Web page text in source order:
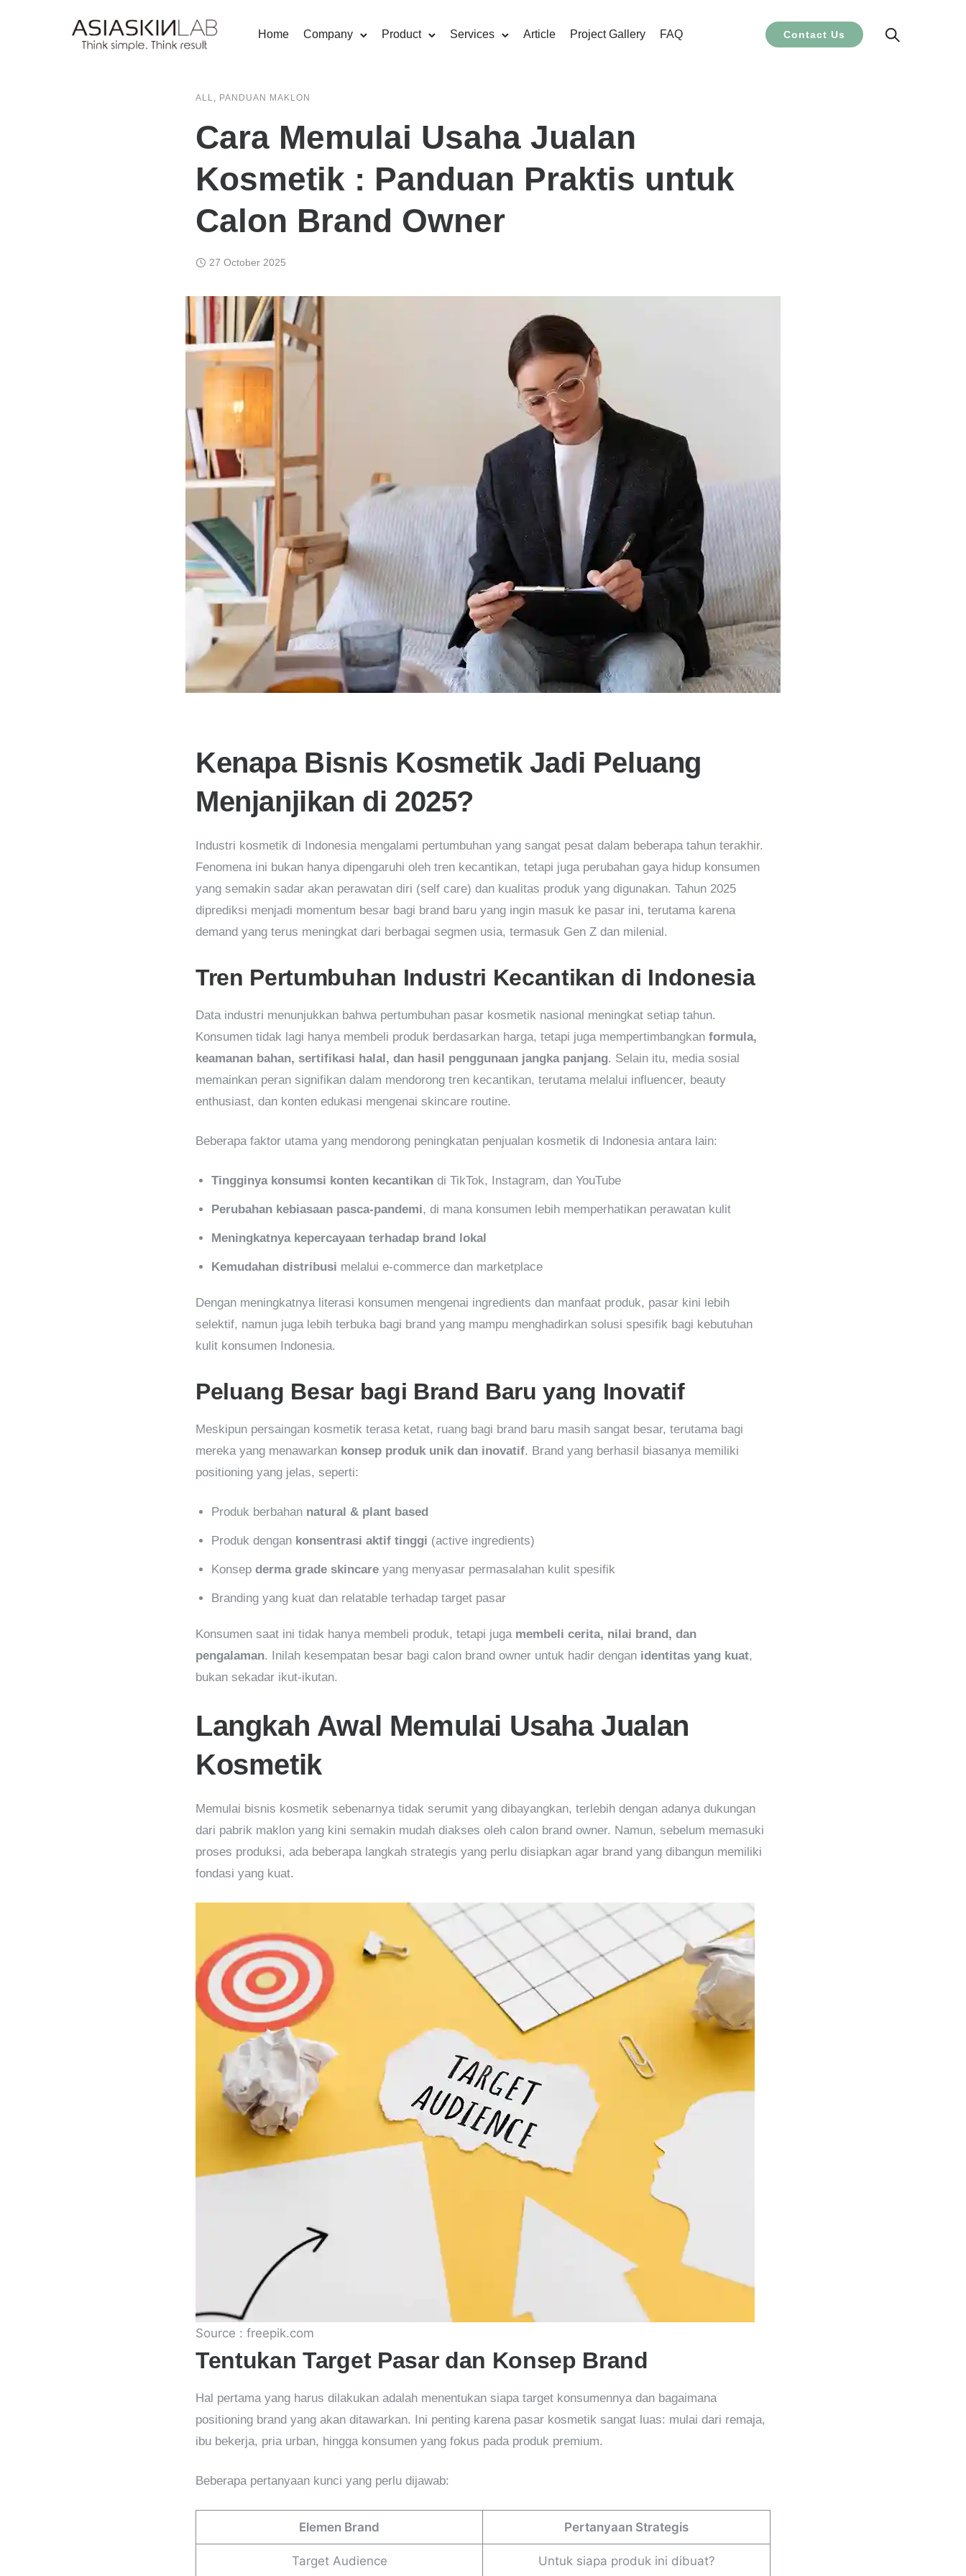
Home Company Product Services Article Project Gallery FAQ Contact Us
ALL, PANDUAN MAKLON
Cara Memulai Usaha Jualan
Kosmetik : Panduan Praktis untuk
Calon Brand Owner
27 October 2025
Kenapa Bisnis Kosmetik Jadi Peluang
Menjanjikan di 2025?
Industri kosmetik di Indonesia mengalami pertumbuhan yang sangat pesat dalam beberapa tahun terakhir.
Fenomena ini bukan hanya dipengaruhi oleh tren kecantikan, tetapi juga perubahan gaya hidup konsumen
yang semakin sadar akan perawatan diri (self care) dan kualitas produk yang digunakan. Tahun 2025
diprediksi menjadi momentum besar bagi brand baru yang ingin masuk ke pasar ini, terutama karena
demand yang terus meningkat dari berbagai segmen usia, termasuk Gen Z dan milenial.
Tren Pertumbuhan Industri Kecantikan di Indonesia
Data industri menunjukkan bahwa pertumbuhan pasar kosmetik nasional meningkat setiap tahun.
Konsumen tidak lagi hanya membeli produk berdasarkan harga, tetapi juga mempertimbangkan formula,
keamanan bahan, sertifikasi halal, dan hasil penggunaan jangka panjang. Selain itu, media sosial
memainkan peran signifikan dalam mendorong tren kecantikan, terutama melalui influencer, beauty
enthusiast, dan konten edukasi mengenai skincare routine.
Beberapa faktor utama yang mendorong peningkatan penjualan kosmetik di Indonesia antara lain:
Tingginya konsumsi konten kecantikan di TikTok, Instagram, dan YouTube
Perubahan kebiasaan pasca-pandemi, di mana konsumen lebih memperhatikan perawatan kulit
Meningkatnya kepercayaan terhadap brand lokal
Kemudahan distribusi melalui e-commerce dan marketplace
Dengan meningkatnya literasi konsumen mengenai ingredients dan manfaat produk, pasar kini lebih
selektif, namun juga lebih terbuka bagi brand yang mampu menghadirkan solusi spesifik bagi kebutuhan
kulit konsumen Indonesia.
Peluang Besar bagi Brand Baru yang Inovatif
Meskipun persaingan kosmetik terasa ketat, ruang bagi brand baru masih sangat besar, terutama bagi
mereka yang menawarkan konsep produk unik dan inovatif. Brand yang berhasil biasanya memiliki
positioning yang jelas, seperti:
Produk berbahan natural & plant based
Produk dengan konsentrasi aktif tinggi (active ingredients)
Konsepderma grade skincare yang menyasar permasalahan kulit spesifik
Branding yang kuat dan relatable terhadap target pasar
Konsumen saat ini tidak hanya membeli produk, tetapi juga membeli cerita, nilai brand, dan
pengalaman. Inilah kesempatan besar bagi calon brand owner untuk hadir dengan identitas yang kuat,
bukan sekadar ikut-ikutan.
Langkah Awal Memulai Usaha Jualan
Kosmetik
Memulai bisnis kosmetik sebenarnya tidak serumit yang dibayangkan, terlebih dengan adanya dukungan
dari pabrik maklon yang kini semakin mudah diakses oleh calon brand owner. Namun, sebelum memasuki
proses produksi, ada beberapa langkah strategis yang perlu disiapkan agar brand yang dibangun memiliki
fondasi yang kuat.
Source : freepik.com
Tentukan Target Pasar dan Konsep Brand
Hal pertama yang harus dilakukan adalah menentukan siapa target konsumennya dan bagaimana
positioning brand yang akan ditawarkan. Ini penting karena pasar kosmetik sangat luas: mulai dari remaja,
ibu bekerja, pria urban, hingga konsumen yang fokus pada produk premium.
Beberapa pertanyaan kunci yang perlu dijawab:
Elemen Brand Pertanyaan Strategis
Target Audience Untuk siapa produk ini dibuat?